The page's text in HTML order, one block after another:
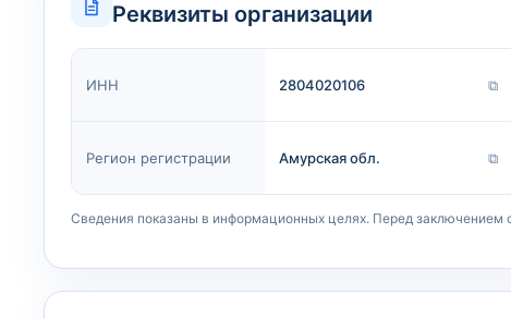
Реквизиты организации
ИНН 2804020106 ⧉
Регион регистрации Амурская обл. ⧉
Сведения показаны в информационных целях. Перед заключением